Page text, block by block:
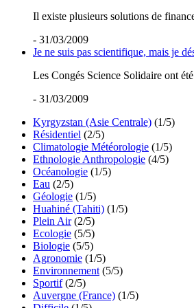
Il existe plusieurs solutions de
- 31/03/2009
Je ne suis pas scientifique, mais je
Les Congés Science Solidaire ont
- 31/03/2009
Kyrgyzstan (Asie Centrale) (1/5)
Résidentiel (2/5)
Climatologie Météorologie (1/5)
Ethnologie Anthropologie (4/5)
Océanologie (1/5)
Eau (2/5)
Géologie (1/5)
Huahiné (Tahiti) (1/5)
Plein Air (2/5)
Ecologie (5/5)
Biologie (5/5)
Agronomie (1/5)
Environnement (5/5)
Sportif (2/5)
Auvergne (France) (1/5)